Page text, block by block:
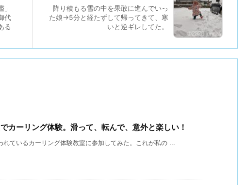
降り積もる雪の中を果敢に進んでいっ
た娘→5分と経たずして帰ってきて、寒
いと逆ギレしてた。
代
る
カーリング体験。滑って、転んで、意外と楽しい！
れているカーリング体験教室に参加してみた。これが私の ...